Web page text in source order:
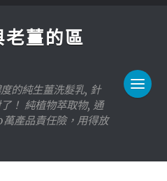
薑的區
的純生薑洗髮乳, 針
！ 純植物萃取物, 通
產品責任險，用得放